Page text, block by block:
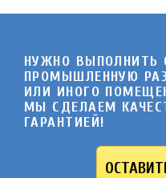
НУЖНО ВЫПОЛНИТЬ
ПРОМЫШЛЕННУЮ
ИЛИ ИНОГО
МЫ СДЕЛАЕМ
ГАРАНТИЕЙ!